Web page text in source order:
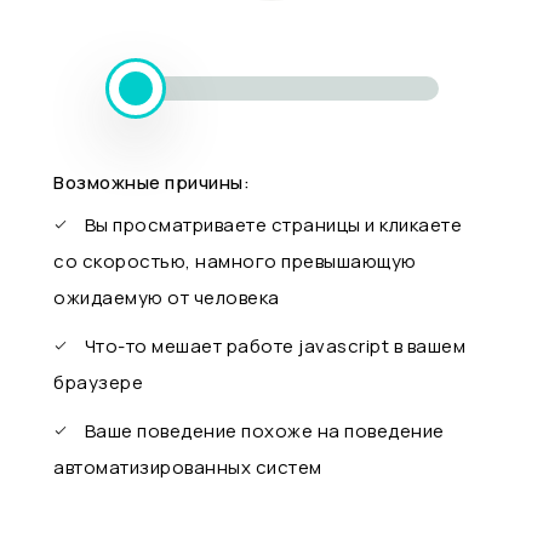
Возможные причины:
Вы просматриваете страницы и кликаете
со скоростью, намного превышающую
ожидаемую от человека
Что-то мешает работе javascript в вашем
браузере
Ваше поведение похоже на поведение
автоматизированных систем